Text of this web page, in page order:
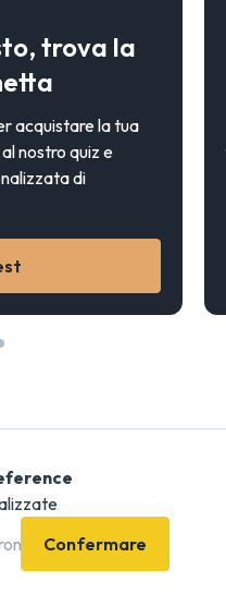
trova la
acquistare la tua
nostro quiz e
di
Confermare